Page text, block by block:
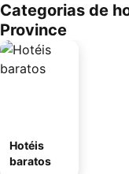
Categorias de
Province
Hotéis
baratos